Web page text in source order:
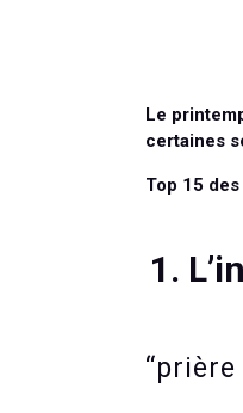
Le
certaines
Top 15
1.